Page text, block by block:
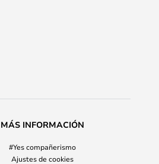
MÁS INFORMACIÓN
#Yes compañerismo
Ajustes de cookies